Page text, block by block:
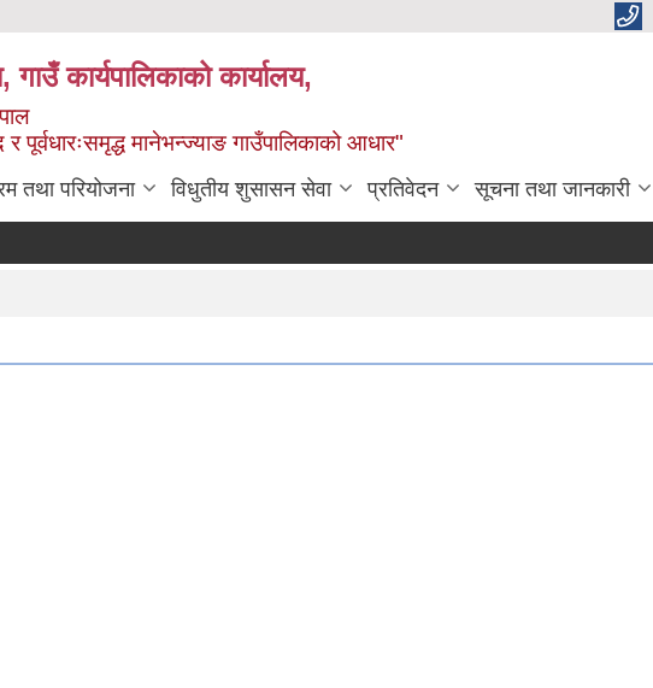
कार्यपालिकाको कार्यालय,
मानेभन्ज्याङ गाउँपालिकाको आधार"
तथा परियोजना विधुतीय शुसासन सेवा प्रतिवेदन सूचना तथा जानकारी